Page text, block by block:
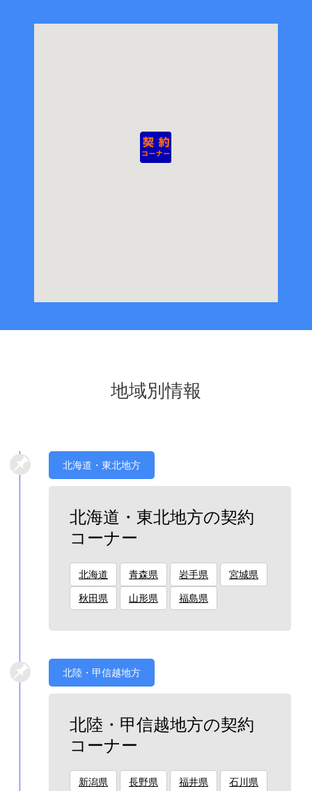
地域別情報
北海道・東北地方
北海道・東北地方の契約
コーナー
北海道 青森県 岩手県 宮城県
秋田県 山形県 福島県
北陸・甲信越地方
北陸・甲信越地方の契約
コーナー
新潟県 長野県 福井県 石川県